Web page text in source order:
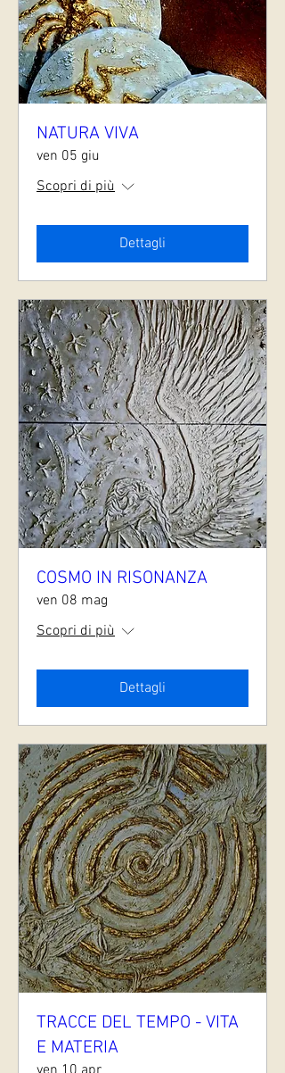
NATURA VIVA
ven 05 giu
Scopri di più
Dettagli
COSMO IN RISONANZA
ven 08 mag
Scopri di più
Dettagli
TRACCE DEL TEMPO - VITA
E MATERIA